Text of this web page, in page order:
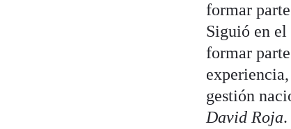
formar
Siguió en el
formar
gestión
David Roja